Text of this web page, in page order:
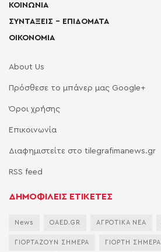
ΚΟΙΝΩΝΙΑ
ΣΥΝΤΑΞΕΙΣ – ΕΠΙΔΟΜΑΤΑ
ΟΙΚΟΝΟΜΙΑ
About Us
Πρόσθεσε το μπάνερ μας Google+
Όροι χρήσης
Επικοινωνία
Διαφημιστείτε στο tilegrafimanews.gr
RSS feed
ΔΗΜΟΦΙΛΕΙΣ ΕΤΙΚΕΤΕΣ
News OAED.GR ΑΓΡΟΤΙΚΑ ΝΕΑ
ΓΙΟΡΤΑΖΟΥΝ ΣΗΜΕΡΑ ΓΙΟΡΤΗ ΣΗΜΕΡΑ